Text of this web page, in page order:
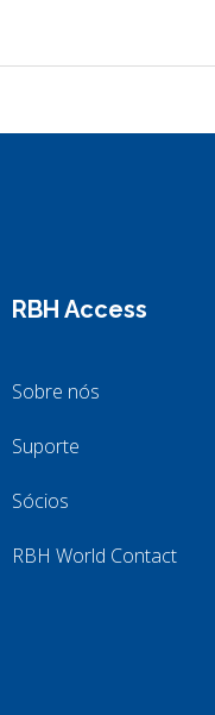
RBH Access
Sobre nós
Suporte
Sócios
RBH World Contact